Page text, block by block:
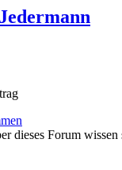
dieses Forum wissen